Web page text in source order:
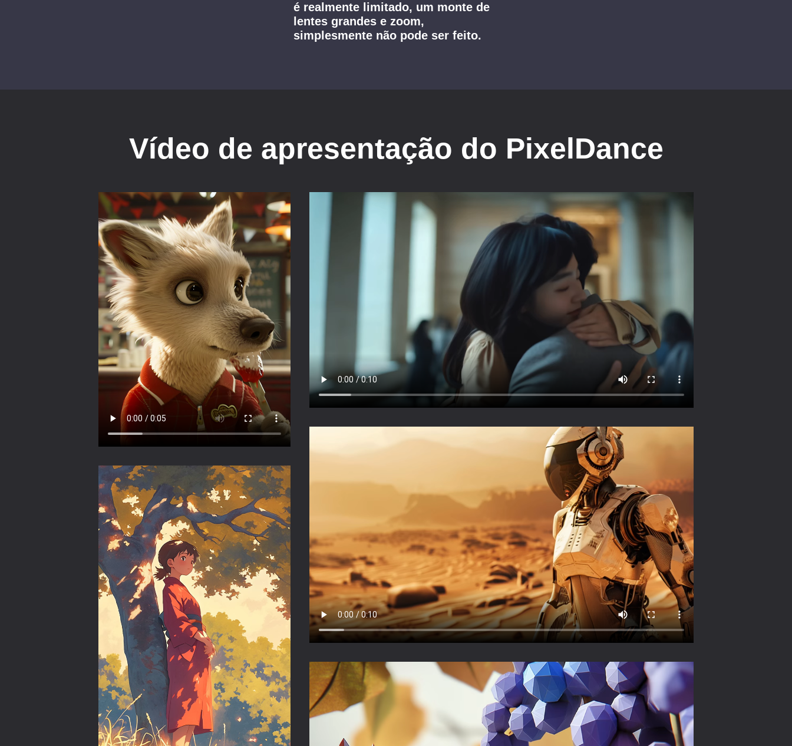
é realmente limitado, um monte de
lentes grandes e zoom,
simplesmente não pode ser feito.
Vídeo de apresentação do PixelDance